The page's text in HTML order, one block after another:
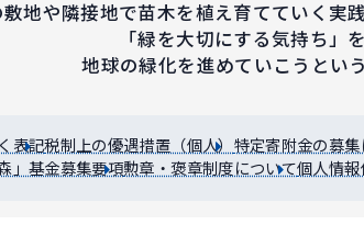
地や隣接地で苗木を植え育てていく実
「緑を大切にする気持ち」
地球の緑化を進めていこうとい
表記税制上の優遇措置（個人） 特定寄附金の募
」基金募集要項勲章・褒章制度について個人情